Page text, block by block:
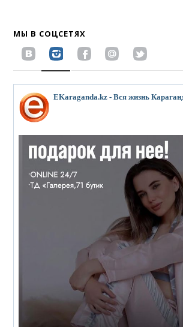
МЫ В СОЦСЕТЯХ
EKaraganda.kz - Вся жизнь